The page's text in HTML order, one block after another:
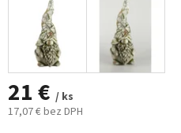
21 € / ks
17,07 € bez DPH